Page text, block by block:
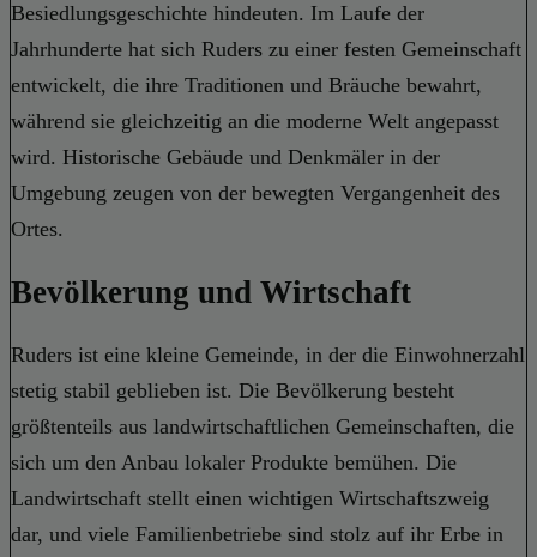
Besiedlungsgeschichte hindeuten. Im Laufe der
Jahrhunderte hat sich Ruders zu einer festen Gemeinschaft
entwickelt, die ihre Traditionen und Bräuche bewahrt,
während sie gleichzeitig an die moderne Welt angepasst
wird. Historische Gebäude und Denkmäler in der
Umgebung zeugen von der bewegten Vergangenheit des
Ortes.
Bevölkerung und Wirtschaft
Ruders ist eine kleine Gemeinde, in der die Einwohnerzahl
stetig stabil geblieben ist. Die Bevölkerung besteht
größtenteils aus landwirtschaftlichen Gemeinschaften, die
sich um den Anbau lokaler Produkte bemühen. Die
Landwirtschaft stellt einen wichtigen Wirtschaftszweig
dar, und viele Familienbetriebe sind stolz auf ihr Erbe in